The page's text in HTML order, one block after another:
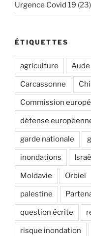
Urgence Covid 19 (23)
ÉTIQUETTES
agriculture Aude
Carcassonne
Commission
défense
garde nationale
inondations
Moldavie Orbiel
palestine
question écrite
risque inondation